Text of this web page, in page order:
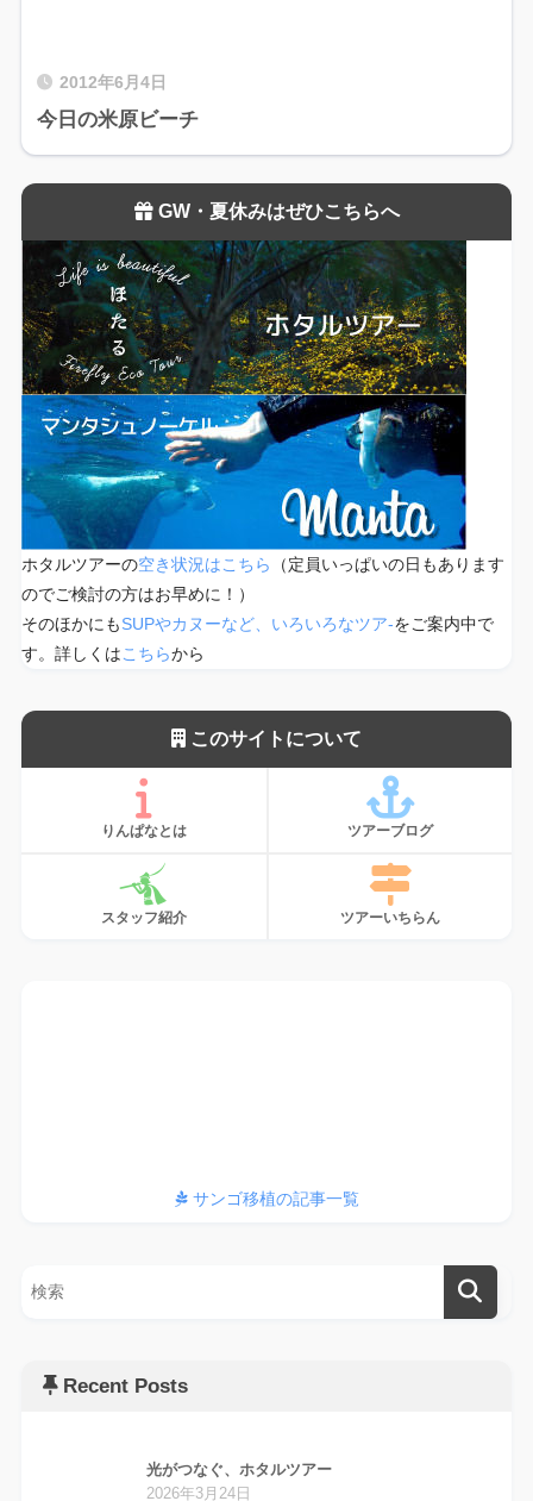
2012年6月4日
今日の米原ビーチ
GW・夏休みはぜひこちらへ
ホタルツアーの空き状況はこちら
（定員いっぱいの日もあります
のでご検討の方はお早めに！）
そのほかにもSUPやカヌーなど、いろいろなツア-をご案内中で
す。詳しくはこちらから
このサイトについて
りんぱなとは ツアーブログ
スタッフ紹介 ツアーいちらん
サンゴ移植の記事一覧
Recent Posts
光がつなぐ、ホタルツアー
2026年3月24日